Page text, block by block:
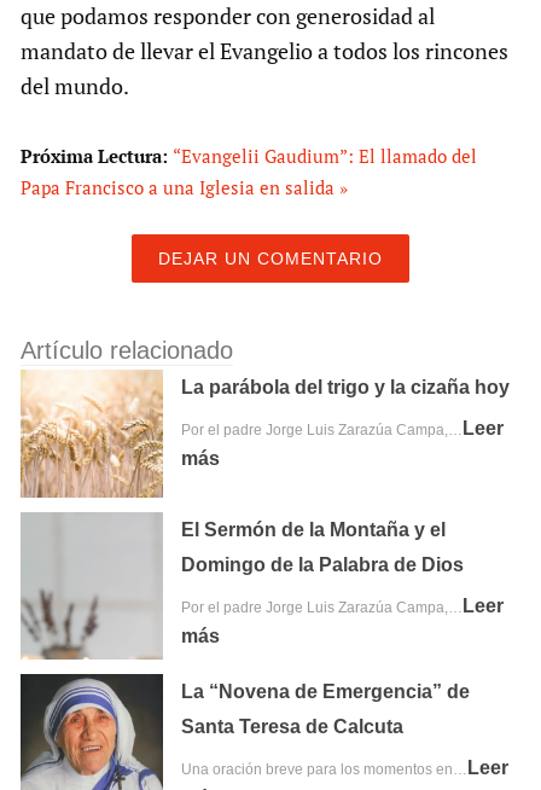
que podamos responder con generosidad al
mandato de llevar el Evangelio a todos los rincones
del mundo.
Próxima Lectura: “Evangelii Gaudium”: El llamado del
Papa Francisco a una Iglesia en salida »
DEJAR UN COMENTARIO
Artículo relacionado
La parábola del trigo y la cizaña hoy
Por el padre Jorge Luis Zarazúa Campa,… Leer
más
El Sermón de la Montaña y el
Domingo de la Palabra de Dios
Por el padre Jorge Luis Zarazúa Campa,… Leer
más
La “Novena de Emergencia” de
Santa Teresa de Calcuta
Una oración breve para los momentos en… Leer